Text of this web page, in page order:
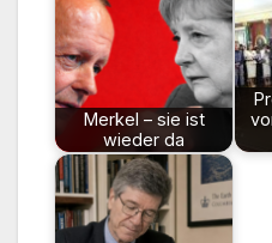
Merkel – sie ist
wieder da